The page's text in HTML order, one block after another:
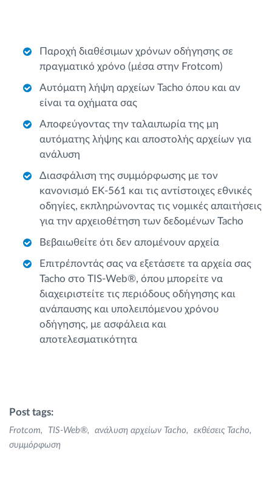
Παροχή διαθέσιμων χρόνων οδήγησης σε
πραγματικό χρόνο (μέσα στην Frotcom)
Αυτόματη λήψη αρχείων Tacho όπου και αν
είναι τα οχήματα σας
Αποφεύγοντας την ταλαιπωρία της μη
αυτόματης λήψης και αποστολής αρχείων για
ανάλυση
Διασφάλιση της συμμόρφωσης με τον
κανονισμό ΕΚ-561 και τις αντίστοιχες εθνικές
οδηγίες, εκπληρώνοντας τις νομικές απαιτήσεις
για την αρχειοθέτηση των δεδομένων Tacho
Βεβαιωθείτε ότι δεν απομένουν αρχεία
Επιτρέποντάς σας να εξετάσετε τα αρχεία σας
Tacho στο TIS-Web®, όπου μπορείτε να
διαχειριστείτε τις περιόδους οδήγησης και
ανάπαυσης και υπολειπόμενου χρόνου
οδήγησης, με ασφάλεια και
αποτελεσματικότητα
Post tags:
Frotcom TIS-Web® ανάλυση αρχείων Tacho
εκθέσεις Tacho
συμμόρφωση